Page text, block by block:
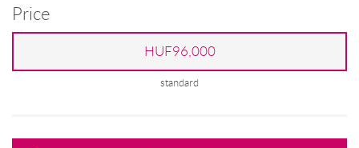
Price
HUF96,000
standard